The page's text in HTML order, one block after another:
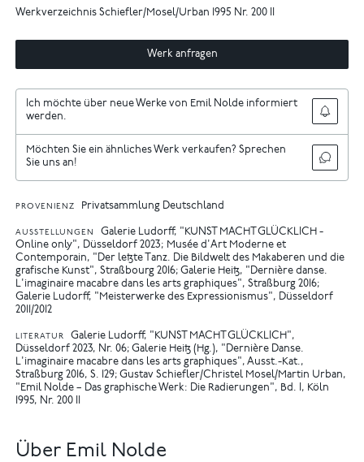
Werkverzeichnis Schiefler/Mosel/Urban 1995 Nr. 200 II
Werk anfragen
Ich möchte über neue Werke von Emil Nolde informiert
werden.
Möchten Sie ein ähnliches Werk verkaufen? Sprechen
Sie uns an!
PROVENIENZ Privatsammlung Deutschland
AUSSTELLUNGEN
Galerie Ludorff, "KUNST MACHT GLÜCKLICH -
Online only", Düsseldorf 2023
Musée d'Art Moderne et
Contemporain, "Der letzte Tanz. Die Bildwelt des Makaberen und die
grafische Kunst", Straßbourg 2016 Galerie Heitz, "Dernière danse.
L'imaginaire macabre dans les arts graphiques", Straßburg 2016
Galerie Ludorff, "Meisterwerke des Expressionismus", Düsseldorf
2011/2012
LITERATUR
Galerie Ludorff, "KUNST MACHT GLÜCKLICH",
Düsseldorf 2023, Nr. 06 Galerie Heitz (Hg.), "Dernière Danse.
L'imaginaire macabre dans les arts graphiques", Ausst.-Kat.,
Straßburg 2016, S. 129 Gustav Schiefler/Christel Mosel/Martin Urban,
"Emil Nolde – Das graphische Werk: Die Radierungen", Bd. I, Köln
1995, Nr. 200 II
Über Emil Nolde